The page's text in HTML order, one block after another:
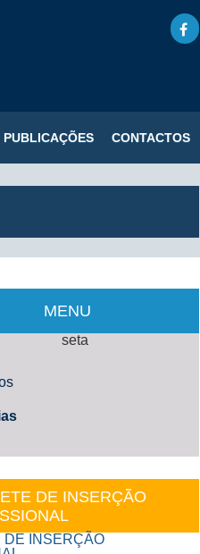
PUBLICAÇÕES CONTACTOS
MENU
DE INSERÇÃO